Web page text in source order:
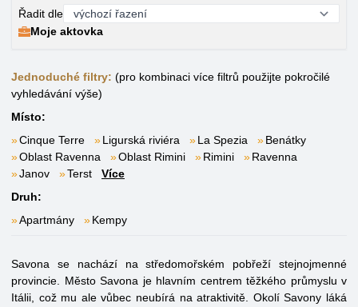
Řadit dle
Moje aktovka
Jednoduché filtry: (pro kombinaci více filtrů použijte pokročilé
vyhledávání výše)
Místo:
Cinque Terre
Ligurská riviéra La Spezia
Benátky
Oblast Ravenna
Oblast Rimini Rimini
Ravenna
Janov
Terst
Více
Druh:
Apartmány
Kempy
Savona se nachází na středomořském pobřeží stejnojmenné
provincie. Město Savona je hlavním centrem těžkého průmyslu v
Itálii, což mu ale vůbec neubírá na atraktivitě. Okolí Savony láká